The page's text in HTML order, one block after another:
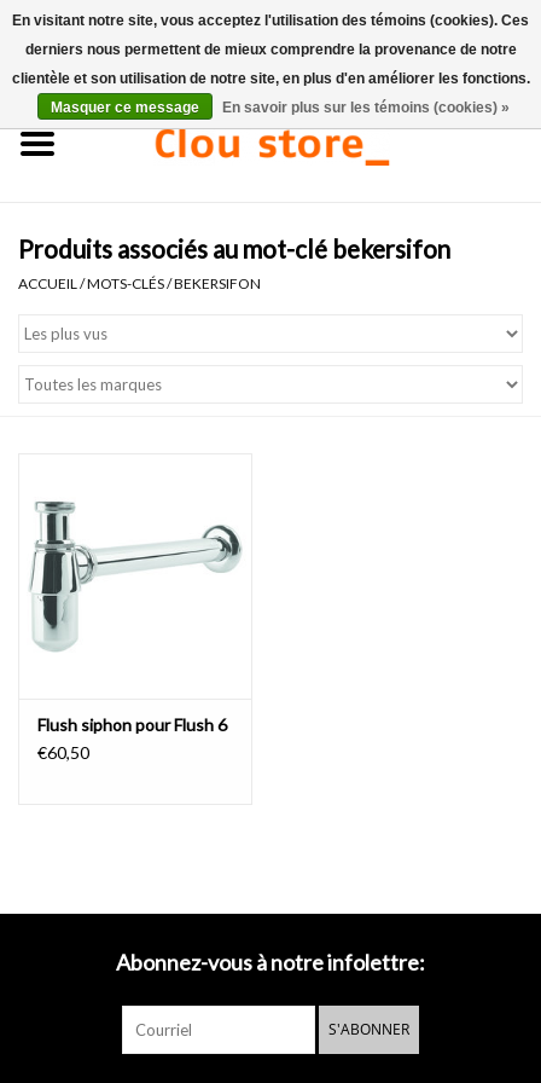
Accueil
Ensembles de lave-mains
Toilettes
Meubles
Miroirs
Accessoires de salle de bain
pièce de rechange
Produits associés au mot-clé bekersifon
ACCUEIL /MOTS-CLÉS/BEKERSIFON
Flush siphon pour Flush 6
€60,50
Abonnez-vous à notre infolettre:
S'ABONNER
En visitant notre site, vous acceptez l'utilisation des témoins (cookies). Ces
derniers nous permettent de mieux comprendre la provenance de notre
clientèle et son utilisation de notre site, en plus d'en améliorer les fonctions.
Masquer ce message
En savoir plus sur les témoins (cookies) »